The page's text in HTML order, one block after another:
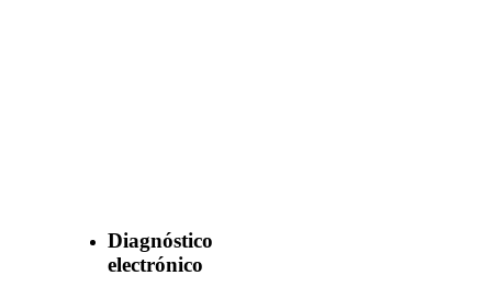
Diagnóstico
electrónico